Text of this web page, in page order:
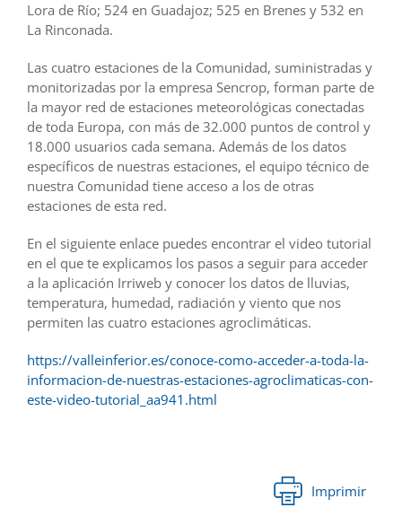
Lora de Río; 524 en Guadajoz; 525 en Brenes y 532 en
La Rinconada.
Las cuatro estaciones de la Comunidad, suministradas y
monitorizadas por la empresa Sencrop, forman parte de
la mayor red de estaciones meteorológicas conectadas
de toda Europa, con más de 32.000 puntos de control y
18.000 usuarios cada semana. Además de los datos
específicos de nuestras estaciones, el equipo técnico de
nuestra Comunidad tiene acceso a los de otras
estaciones de esta red.
En el siguiente enlace puedes encontrar el video tutorial
en el que te explicamos los pasos a seguir para acceder
a la aplicación Irriweb y conocer los datos de lluvias,
temperatura, humedad, radiación y viento que nos
permiten las cuatro estaciones agroclimáticas.
https://valleinferior.es/conoce-como-acceder-a-toda-la-
informacion-de-nuestras-estaciones-agroclimaticas-con-
este-video-tutorial_aa941.html
Imprimir